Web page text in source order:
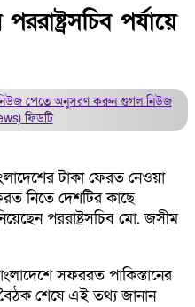
পর্যায়ে
পেতে অনুসরণ করুনগুগল নিউজ
ফিডটি
টাকা ফেরত নেওয়া
নিতে দেশটির কাছে
পররাষ্ট্রসচিব মো. জসীম
সফররত পাকিস্তানের
শেষে এই তথ্য জানান